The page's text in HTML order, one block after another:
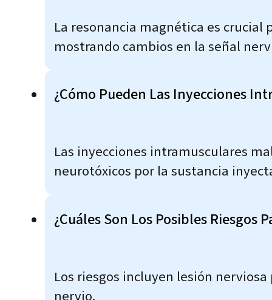
La resonancia magnética es
mostrando cambios en la señal
¿Cómo Pueden Las Inyecciones
Las inyecciones intramusculares
neurotóxicos por la sustancia
¿Cuáles Son Los Posibles Riesgos
Los riesgos incluyen lesión